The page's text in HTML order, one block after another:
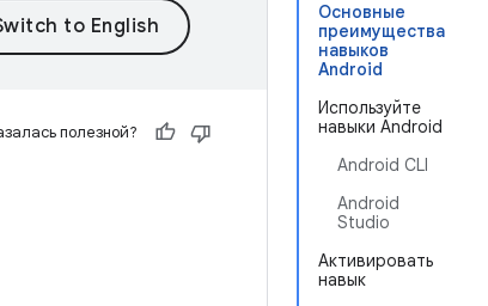
Основные
преимущества
навыков
Android
Используйте
навыки Android
Android CLI
Android
Studio
Активировать
навык
полезной?